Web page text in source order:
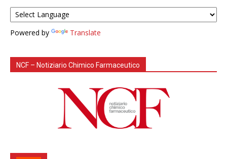
Powered by Translate
NCF – Notiziario Chimico Farmaceutico